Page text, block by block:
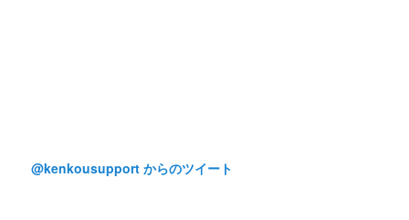
@kenkousupport からのツイート